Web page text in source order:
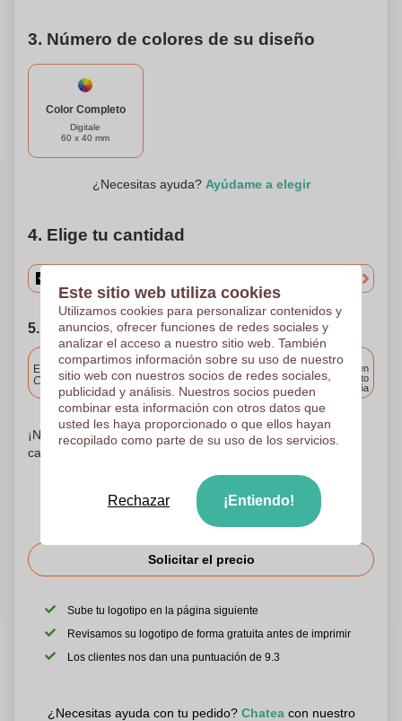
3. Número de colores de su diseño
Color Completo
Digitale
60 x 40 mm
¿Necesitas ayuda? Ayúdame a elegir
4. Elige tu cantidad
5. Elija su fecha de envío
Incluido
Entrega estándar
Cargue y apruebe sus archivos antes de las 9.30 a.m.
Entrega en
cualquier punto
de España
¡No te preocupes! Simplemente suba sus archivos a la
canasta de compras
Solicitar el precio
Sube tu logotipo en la página siguiente
Revisamos su logotipo de forma gratuita antes de imprimir
Los clientes nos dan una puntuación de 9.3
¿Necesitas ayuda con tu pedido? Chateacon nuestro
Este sitio web utiliza cookies
Utilizamos cookies para personalizar contenidos y
anuncios, ofrecer funciones de redes sociales y
analizar el acceso a nuestro sitio web. También
compartimos información sobre su uso de nuestro
sitio web con nuestros socios de redes sociales,
publicidad y análisis. Nuestros socios pueden
combinar esta información con otros datos que
usted les haya proporcionado o que ellos hayan
recopilado como parte de su uso de los servicios.
Rechazar ¡Entiendo!